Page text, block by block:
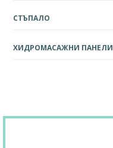
СТЪПАЛО
ХИДРОМАСАЖНИ ПАНЕЛИ